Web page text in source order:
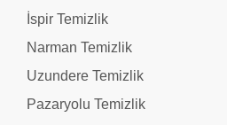
İspir Temizlik
Narman Temizlik
Uzundere Temizlik
Pazaryolu Temizlik